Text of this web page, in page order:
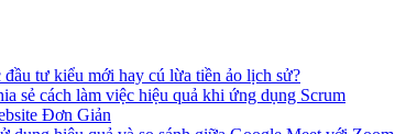
tư kiểu mới hay cú lừa tiền ảo lịch sử?
sẻ cách làm việc hiệu quả khi ứng dụng Scrum
Đơn Giản